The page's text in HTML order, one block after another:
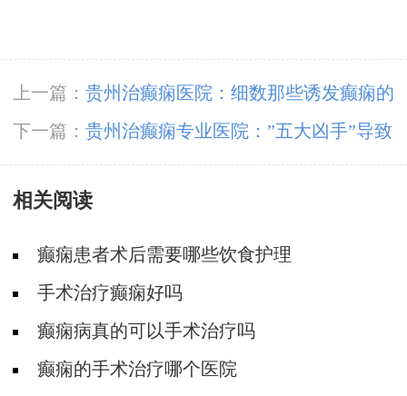
上一篇： 贵州治癫痫医院：细数那些诱发癫痫的
因素
下一篇： 贵州治癫痫专业医院：”五大凶手”导致
额叶癫痫
相关阅读
癫痫患者术后需要哪些饮食护理
手术治疗癫痫好吗
癫痫病真的可以手术治疗吗
癫痫的手术治疗哪个医院